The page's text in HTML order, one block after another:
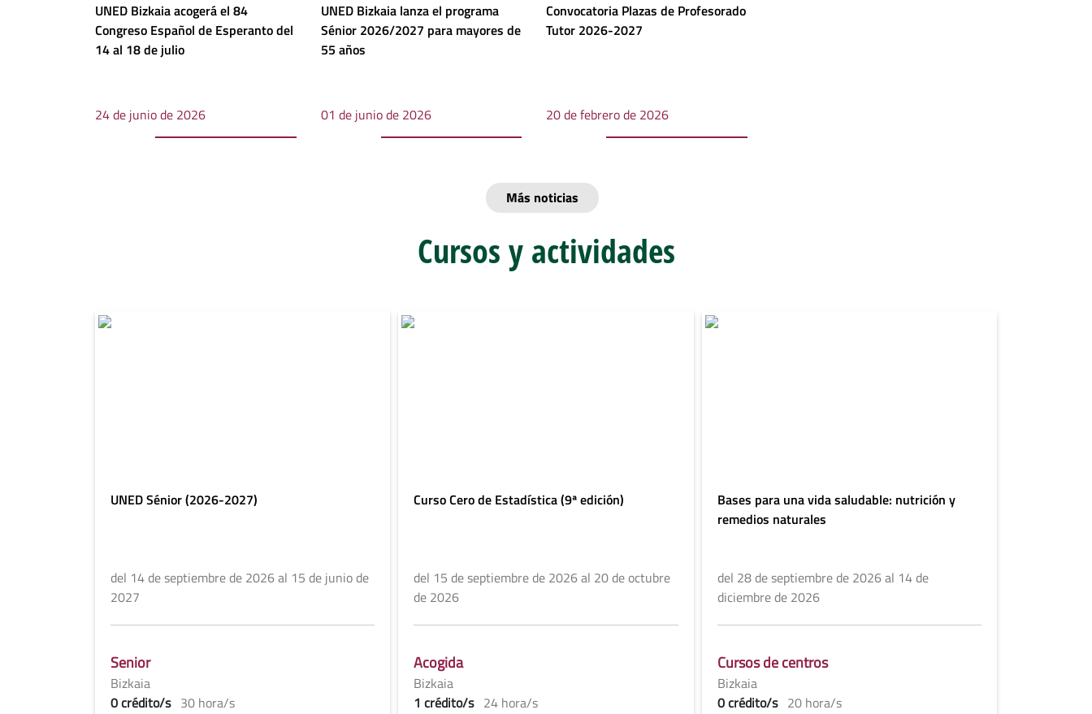
UNED Bizkaia acogerá el 84
Congreso Español de Esperanto del
14 al 18 de julio
24 de junio de 2026
UNED Bizkaia lanza el programa
Sénior 2026/2027 para mayores de
55 años
01 de junio de 2026
Convocatoria Plazas de Profesorado
Tutor 2026-2027
20 de febrero de 2026
Más noticias
Cursos y actividades
UNED Sénior (2026-2027)
del 14 de septiembre de 2026 al 15 de junio de
2027
Senior
Bizkaia
0 crédito/s 30 hora/s
Curso Cero de Estadística (9ª edición)
del 15 de septiembre de 2026 al 20 de octubre
de 2026
Acogida
Bizkaia
1 crédito/s 24 hora/s
Bases para una vida saludable: nutrición y
remedios naturales
del 28 de septiembre de 2026 al 14 de
diciembre de 2026
Cursos de centros
Bizkaia
0 crédito/s 20 hora/s